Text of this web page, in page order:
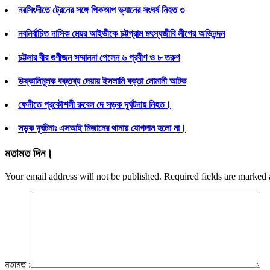
নরসিংদীতে ট্রেনের সঙ্গে পিকআপ ভ্যানের সংঘর্ষ নিহত ৩
নবনির্বাচিত নাসিক মেয়র আইভীকে চট্টগ্রাম মৎস্যজীবি লীগের অভিনন্দন
চট্টলার বীর গুণীজন সম্মাননা পেলেন ৬ প্রবীণ ও ৮ তরুণ
উষ্কানিমূলক বক্তব্য দেয়ায় ইসলামি বক্তা নোমানী আটক
ফেনীতে প্রকৌশলী রুবেল দে সড়ক দূর্ঘটনায় নিহত।
সড়ক দূর্ঘটনাঃ এসআই মিজানের থানায় যোগদান হলো না।
মতামত দিন।
Your email address will not be published. Required fields are marked
মতামত :